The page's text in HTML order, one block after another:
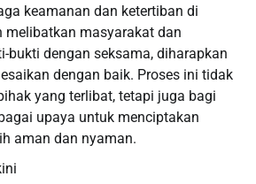
keamanan dan ketertiban di
melibatkan masyarakat dan
bukti dengan seksama, diharapkan
dengan baik. Proses ini tidak
yang terlibat, tetapi juga bagi
upaya untuk menciptakan
aman dan nyaman.